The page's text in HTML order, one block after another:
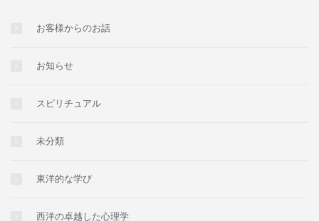
お客様からのお話
お知らせ
スピリチュアル
未分類
東洋的な学び
西洋の卓越した心理学